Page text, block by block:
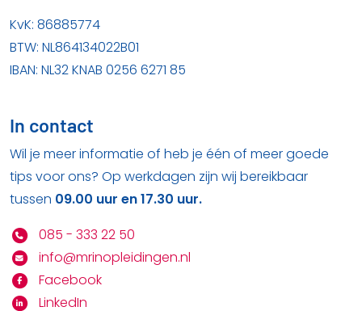
KvK: 86885774
BTW: NL864134022B01
IBAN: NL32 KNAB 0256 6271 85
In contact
Wil je meer informatie of heb je één of meer goede
tips voor ons? Op werkdagen zijn wij bereikbaar
tussen 09.00 uur en 17.30 uur.
085 - 333 22 50
info@mrinopleidingen.nl
Facebook
LinkedIn